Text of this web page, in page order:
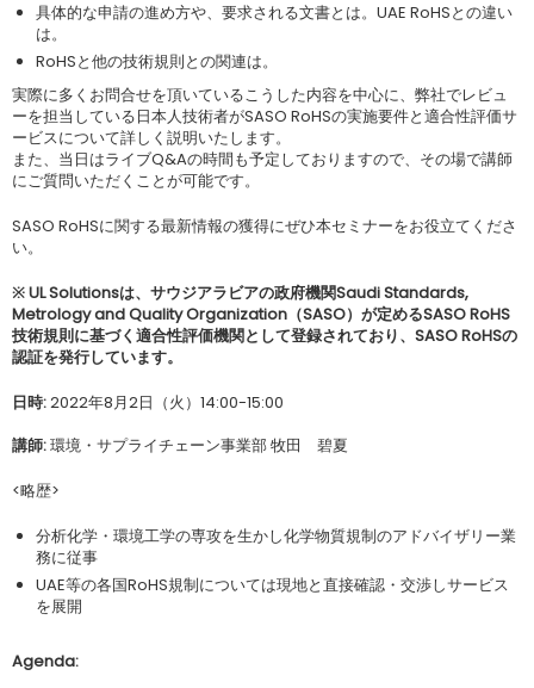
具体的な申請の進め方や、要求される文書とは。UAE RoHSとの違い
は。
RoHSと他の技術規則との関連は。
実際に多くお問合せを頂いているこうした内容を中心に、弊社でレビュ
ーを担当している日本人技術者がSASO RoHSの実施要件と適合性評価サ
ービスについて詳しく説明いたします。
また、当日はライブQ&Aの時間も予定しておりますので、その場で講師
にご質問いただくことが可能です。
SASO RoHSに関する最新情報の獲得にぜひ本セミナーをお役立てくださ
い。
※ UL Solutionsは、サウジアラビアの政府機関Saudi Standards,
Metrology and Quality Organization（SASO）が定めるSASO RoHS
技術規則に基づく適合性評価機関として登録されており、SASO RoHSの
認証を発行しています。
日時:2022年8月2日（火）14:00-15:00
講師:環境・サプライチェーン事業部 牧田 碧夏
<略歴>
分析化学・環境工学の専攻を生かし化学物質規制のアドバイザリー業
務に従事
UAE等の各国RoHS規制については現地と直接確認・交渉しサービス
を展開
Agenda: